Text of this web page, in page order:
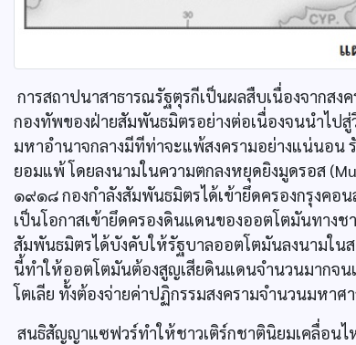
การสถาปนาสาธารณรัฐตุรกีเป็นผลสืบเนื่องจากส
กองทัพของฝ่ายสัมพันธมิตรอย่างต่อเนื่องจนนำไป
มหาอำนาจกลางมีทีท่าจะแพ้สงครามอย่างแน่นอน
ยอมแพ้ โดยลงนามในความตกลงหยุดยิงมูดรอส
๑๙๑๘ กองกำลังสัมพันธมิตรได้เข้ายึดครองกรุงคอ
เป็นโอกาสเข้ายึดครองดินแดนของออตโตมันทาง
สัมพันธมิตรได้บังคับให้รัฐบาลออตโตมันลงนามใ
นี้ทำให้ออตโตมันต้องสูญเสียดินแดนจำนวนมากจ
โตเลีย ทั้งต้องจ่ายค่าปฏิกรรมสงครามจำนวนมหา
สนธิสัญญาแซฟวร์ทำให้ชาวเติร์กชาตินิยมเคลื่อน